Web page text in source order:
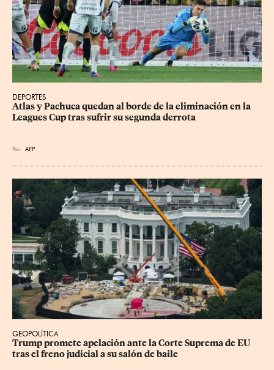
DEPORTES
Atlas y Pachuca quedan al borde de la eliminación en la
Leagues Cup tras sufrir su segunda derrota
Por AFP
GEOPOLÍTICA
Trump promete apelación ante la Corte Suprema de EU
tras el freno judicial a su salón de baile